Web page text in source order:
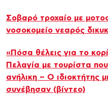
Σοβαρό τροχαίο με
νοσοκομείο νεαρός
«Πόσα θέλεις για το
Πελαγία με τουρίστα
ανήλικη – Ο ιδιοκτήτης
συνέβησαν (βίντεο)